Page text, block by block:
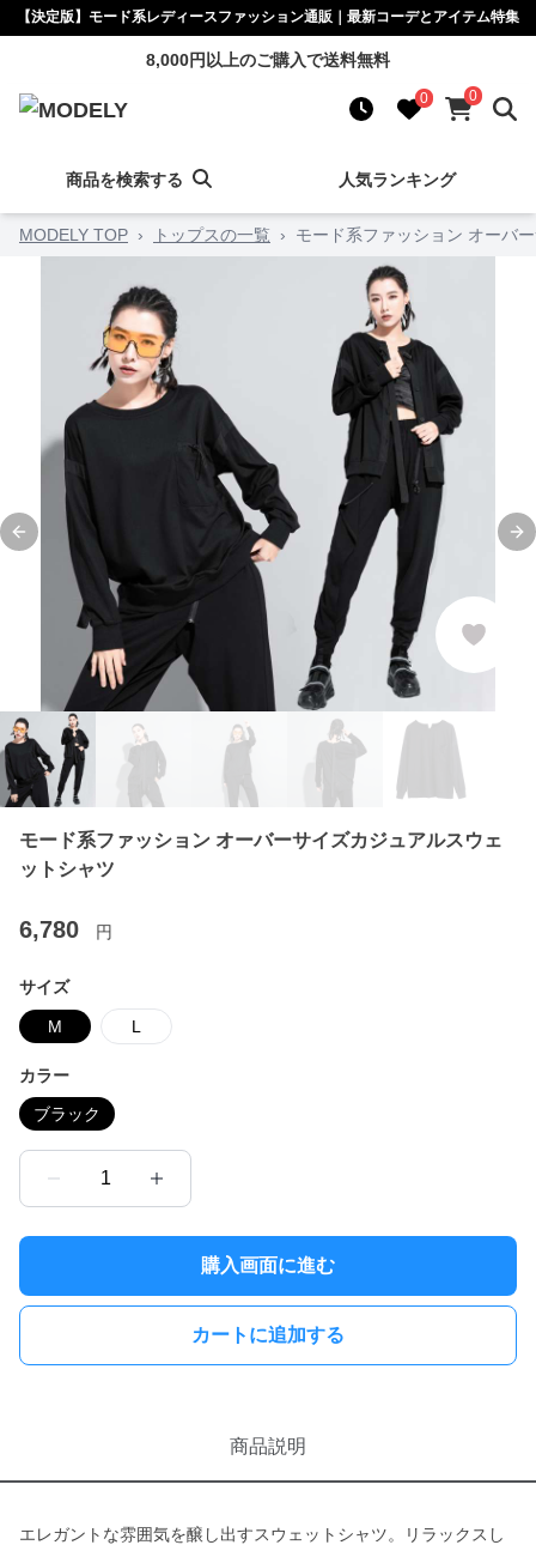
【決定版】モード系レディースファッション通販｜最新コーデとアイテム特集
8,000円以上のご購入で送料無料
0 0
商品を検索する 人気ランキング
MODELY TOP › トップスの一覧 › モード系ファッション オーバ
Previous slide
モード系ファッション オーバーサイズカジュアルスウェ
ットシャツ
6,780 円
サイズ
M L
カラー
ブラック
1
購入画面に進む
カートに追加する
商品説明
エレガントな雰囲気を醸し出すスウェットシャツ。リラックスし